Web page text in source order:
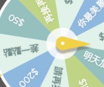
SERVICE
•購物流程